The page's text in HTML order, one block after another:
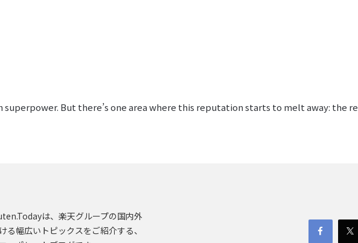
But there’s one area where this reputation starts to melt away: the
は、楽天グループの国内外
る幅広いトピックスをご紹介する、